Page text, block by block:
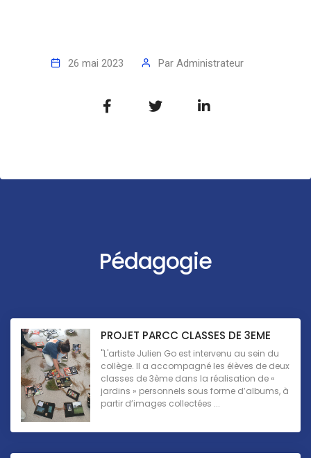
26 mai 2023 Par Administrateur
Pédagogie
PROJET PARCC CLASSES DE 3EME
"L'artiste Julien Go est intervenu au sein du
collège. Il a accompagné les élèves de deux
classes de 3ème dans la réalisation de «
jardins » personnels sous forme d’albums, à
partir d’images collectées ...